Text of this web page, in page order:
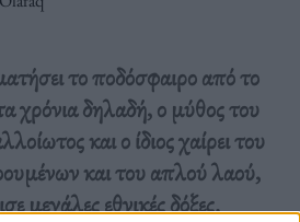
το ποδόσφαιρο από το
χρόνια δηλαδή, ο µύθος του
και ο ίδιος χαίρει του
και του απλού λαού,
µεγάλες εθνικές δόξες.